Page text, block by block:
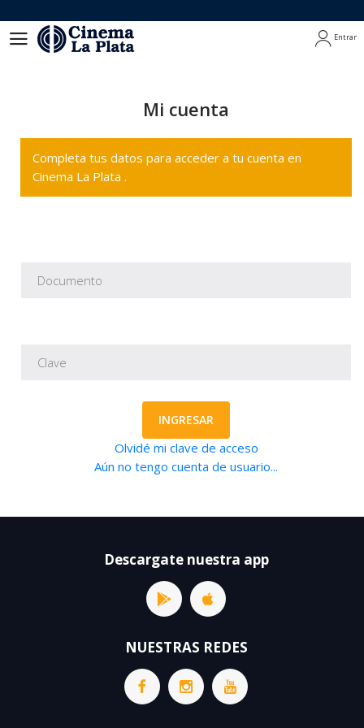
Entrar
Mi cuenta
Completa tus datos para acceder a tu cuenta en
Cinema La Plata .
INGRESAR
Olvidé mi clave de acceso
Aún no tengo cuenta de usuario...
Descargate nuestra app
NUESTRAS REDES